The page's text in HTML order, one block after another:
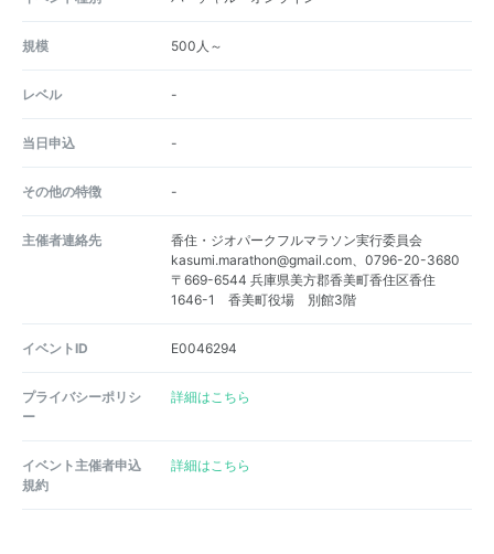
規模 500人～
レベル -
当日申込 -
その他の特徴 -
主催者連絡先
香住・ジオパークフルマラソン実行委員会
kasumi.marathon@gmail.com、0796-20-3680
〒669-6544 兵庫県美方郡香美町香住区香住
1646-1 香美町役場 別館3階
イベントID E0046294
プライバシーポリシ
ー
詳細はこちら
イベント主催者申込
規約
詳細はこちら